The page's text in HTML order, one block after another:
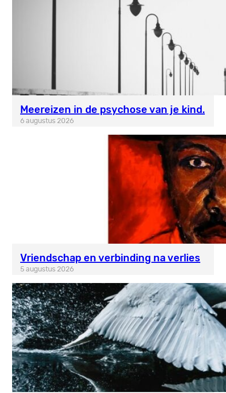
Meereizen in de psychose van je kind.
6 augustus 2026
Vriendschap en verbinding na verlies
5 augustus 2026